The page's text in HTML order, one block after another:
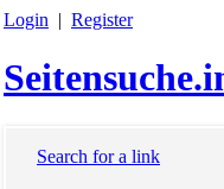
Login | Register
Search for a link